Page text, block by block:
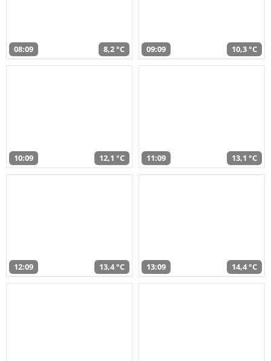
08:09 8,2 °C 09:09 10,3 °C
10:09 12,1 °C 11:09 13,1 °C
12:09 13,4 °C 13:09 14,4 °C